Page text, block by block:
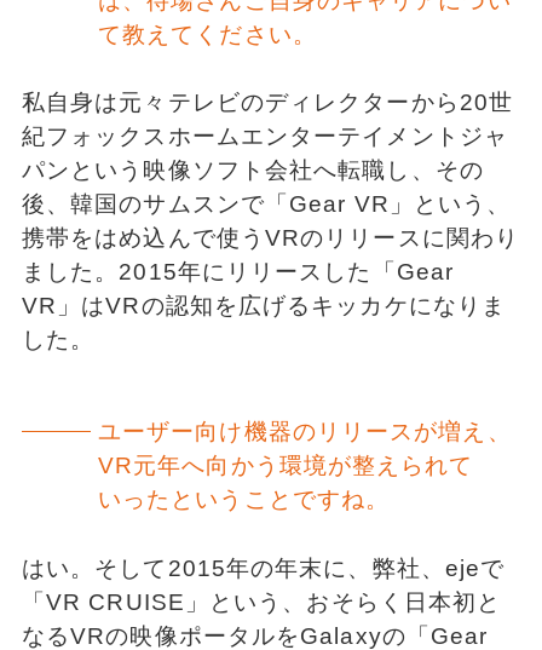
て教えてください。
私自身は元々テレビのディレクターから20世
紀フォックスホームエンターテイメントジャ
パンという映像ソフト会社へ転職し、その
後、韓国のサムスンで「Gear VR」という、
携帯をはめ込んで使うVRのリリースに関わり
ました。2015年にリリースした「Gear
VR」はVRの認知を広げるキッカケになりま
した。
ユーザー向け機器のリリースが増え、
VR元年へ向かう環境が整えられて
いったということですね。
はい。そして2015年の年末に、弊社、ejeで
「VR CRUISE」という、おそらく日本初と
なるVRの映像ポータルをGalaxyの「Gear